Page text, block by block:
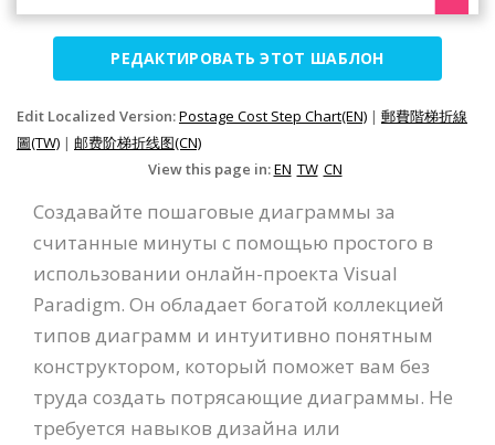
РЕДАКТИРОВАТЬ ЭТОТ ШАБЛОН
Edit Localized Version:Postage Cost Step Chart(EN) | 郵費階梯折線
圖(TW) | 邮费阶梯折线图(CN)
View this page in:EN TW CN
Создавайте пошаговые диаграммы за
считанные минуты с помощью простого в
использовании онлайн-проекта Visual
Paradigm. Он обладает богатой коллекцией
типов диаграмм и интуитивно понятным
конструктором, который поможет вам без
труда создать потрясающие диаграммы. Не
требуется навыков дизайна или